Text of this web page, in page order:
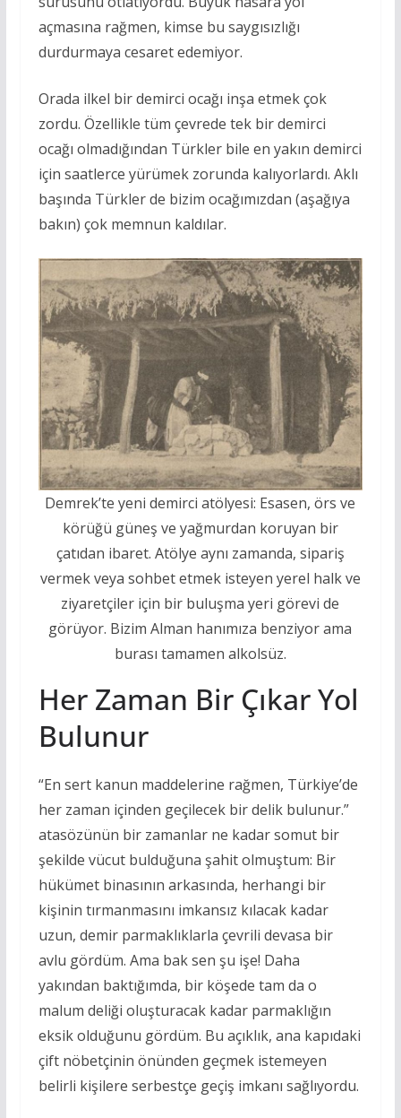
açmasına rağmen, kimse bu saygısızlığı
durdurmaya cesaret edemiyor.
Orada ilkel bir demirci ocağı inşa etmek çok
zordu. Özellikle tüm çevrede tek bir demirci
ocağı olmadığından Türkler bile en yakın demirci
için saatlerce yürümek zorunda kalıyorlardı. Aklı
başında Türkler de bizim ocağımızdan (aşağıya
bakın) çok memnun kaldılar.
Demrek’te yeni demirci atölyesi: Esasen, örs ve
körüğü güneş ve yağmurdan koruyan bir
çatıdan ibaret. Atölye aynı zamanda, sipariş
vermek veya sohbet etmek isteyen yerel halk ve
ziyaretçiler için bir buluşma yeri görevi de
görüyor. Bizim Alman hanımıza benziyor ama
burası tamamen alkolsüz.
Her Zaman Bir Çıkar Yol
Bulunur
“En sert kanun maddelerine rağmen, Türkiye’de
her zaman içinden geçilecek bir delik bulunur.”
atasözünün bir zamanlar ne kadar somut bir
şekilde vücut bulduğuna şahit olmuştum: Bir
hükümet binasının arkasında, herhangi bir
kişinin tırmanmasını imkansız kılacak kadar
uzun, demir parmaklıklarla çevrili devasa bir
avlu gördüm. Ama bak sen şu işe! Daha
yakından baktığımda, bir köşede tam da o
malum deliği oluşturacak kadar parmaklığın
eksik olduğunu gördüm. Bu açıklık, ana kapıdaki
çift nöbetçinin önünden geçmek istemeyen
belirli kişilere serbestçe geçiş imkanı sağlıyordu.